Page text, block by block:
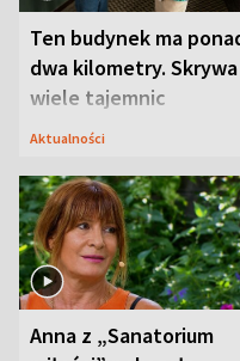
Ten budynek ma
dwa kilometry. Skrywa
wiele tajemnic
Aktualności
Anna z „Sanatorium